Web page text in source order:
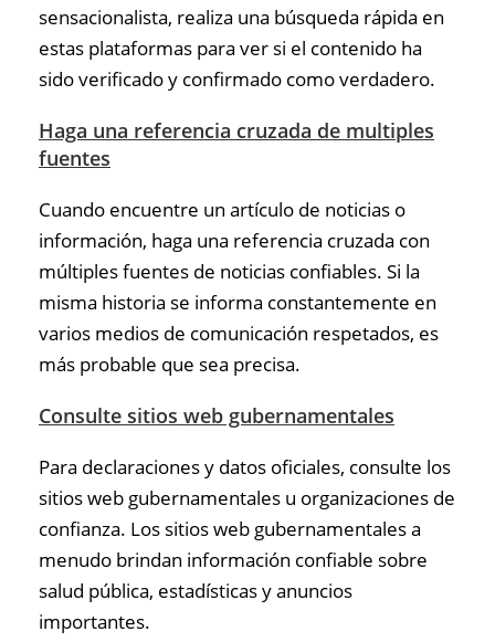
sensacionalista, realiza una búsqueda rápida en
estas plataformas para ver si el contenido ha
sido verificado y confirmado como verdadero.
Haga una referencia cruzada de multiples
fuentes
Cuando encuentre un artículo de noticias o
información, haga una referencia cruzada con
múltiples fuentes de noticias confiables. Si la
misma historia se informa constantemente en
varios medios de comunicación respetados, es
más probable que sea precisa.
Consulte sitios web gubernamentales
Para declaraciones y datos oficiales, consulte los
sitios web gubernamentales u organizaciones de
confianza. Los sitios web gubernamentales a
menudo brindan información confiable sobre
salud pública, estadísticas y anuncios
importantes.